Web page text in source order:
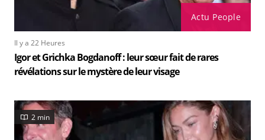
Actu People
Il y a 22 Heures
Igor et Grichka Bogdanoff : leur sœur fait de rares
révélations sur le mystère de leur visage
2 min